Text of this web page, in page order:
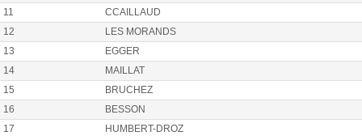
11
CCAILLAUD
12
LES MORANDS
13
EGGER
14
MAILLAT
15
BRUCHEZ
16
BESSON
17
HUMBERT-DROZ